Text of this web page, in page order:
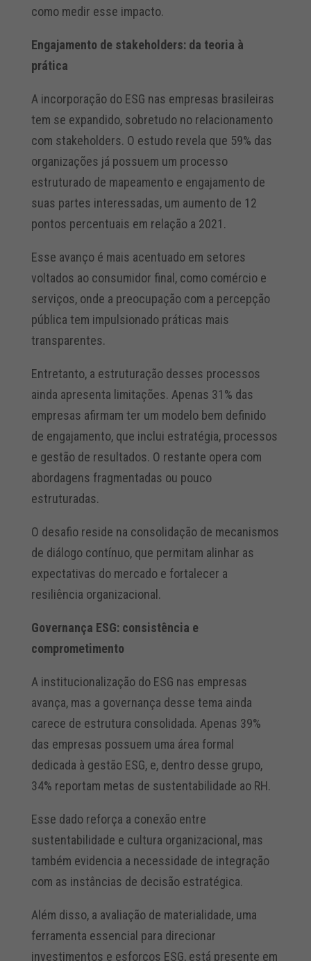
como medir esse impacto.
Engajamento de stakeholders: da teoria à
prática
A incorporação do ESG nas empresas brasileiras
tem se expandido, sobretudo no relacionamento
com stakeholders. O estudo revela que 59% das
organizações já possuem um processo
estruturado de mapeamento e engajamento de
suas partes interessadas, um aumento de 12
pontos percentuais em relação a 2021.
Esse avanço é mais acentuado em setores
voltados ao consumidor final, como comércio e
serviços, onde a preocupação com a percepção
pública tem impulsionado práticas mais
transparentes.
Entretanto, a estruturação desses processos
ainda apresenta limitações. Apenas 31% das
empresas afirmam ter um modelo bem definido
de engajamento, que inclui estratégia, processos
e gestão de resultados. O restante opera com
abordagens fragmentadas ou pouco
estruturadas.
O desafio reside na consolidação de mecanismos
de diálogo contínuo, que permitam alinhar as
expectativas do mercado e fortalecer a
resiliência organizacional.
Governança ESG: consistência e
comprometimento
A institucionalização do ESG nas empresas
avança, mas a governança desse tema ainda
carece de estrutura consolidada. Apenas 39%
das empresas possuem uma área formal
dedicada à gestão ESG, e, dentro desse grupo,
34% reportam metas de sustentabilidade ao RH.
Esse dado reforça a conexão entre
sustentabilidade e cultura organizacional, mas
também evidencia a necessidade de integração
com as instâncias de decisão estratégica.
Além disso, a avaliação de materialidade, uma
ferramenta essencial para direcionar
investimentos e esforços ESG, está presente em